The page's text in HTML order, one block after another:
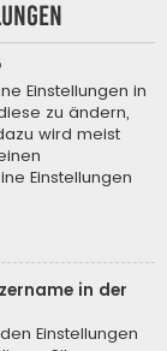
Einstellungen in
zu ändern,
wird meist
Einstellungen
in der
Einstellungen